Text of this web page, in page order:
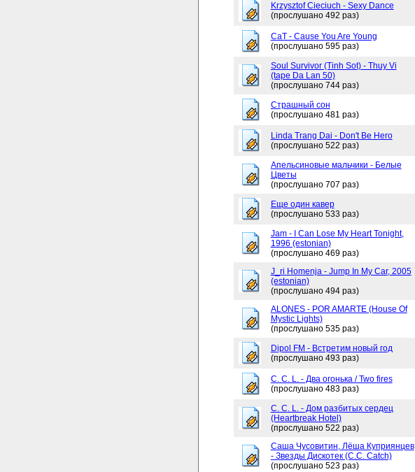
Krzysztof Cieciuch - Sexy Dance
(прослушано 492 раз)
CaT - Cause You Are Young
(прослушано 595 раз)
Soul Survivor (Tinh Sot) - Thuy Vi
(tape Da Lan 50)
(прослушано 744 раз)
Страшный сон
(прослушано 481 раз)
Linda Trang Dai - Don't Be Hero
(прослушано 522 раз)
Апельсиновые мальчики - Белые
Цветы
(прослушано 707 раз)
Еще один кавер
(прослушано 533 раз)
Jam - I Can Lose My Heart Tonight,
1996 (estonian)
(прослушано 469 раз)
J_ri Homenja - Jump In My Car, 2005
(estonian)
(прослушано 494 раз)
ALONES - POR AMARTE (House Of
Mystic Lights)
(прослушано 535 раз)
Dipol FM - Встретим новый год
(прослушано 493 раз)
C. C. L. - Два огонька / Two fires
(прослушано 483 раз)
C. C. L. - Дом разбитых сердец
(Heartbreak Hotel)
(прослушано 522 раз)
Саша Чусовитин, Лёша Куприянцев
- Звезды Дискотек (C.C. Catch)
(прослушано 523 раз)